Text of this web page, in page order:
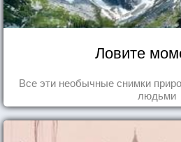
Ловите
Все эти необычные снимки
людьми